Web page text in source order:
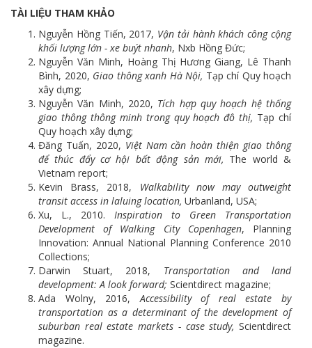
TÀI LIỆU THAM KHẢO
Nguyễn Hồng Tiến, 2017, Vận tải hành khách công cộng
khối lượng lớn - xe buýt nhanh, Nxb Hồng Đức;
Nguyễn Văn Minh, Hoàng Thị Hương Giang, Lê Thanh
Bình, 2020, Giao thông xanh Hà Nội, Tạp chí Quy hoạch
xây dựng;
Nguyễn Văn Minh, 2020, Tích hợp quy hoạch hệ thống
giao thông thông minh trong quy hoạch đô thị, Tạp chí
Quy hoạch xây dựng;
Đăng Tuấn, 2020, Việt Nam cần hoàn thiện giao thông
để thúc đẩy cơ hội bất động sản mới, The world &
Vietnam report;
Kevin Brass, 2018, Walkability now may outweight
transit access in laluing location, Urbanland, USA;
Xu, L., 2010. Inspiration to Green Transportation
Development of Walking City Copenhagen, Planning
Innovation: Annual National Planning Conference 2010
Collections;
Darwin Stuart, 2018, Transportation and land
development: A look forward; Scientdirect magazine;
Ada Wolny, 2016,Accessibility of real estate by
transportation as a determinant of the development of
suburban real estate markets - case study, Scientdirect
magazine.